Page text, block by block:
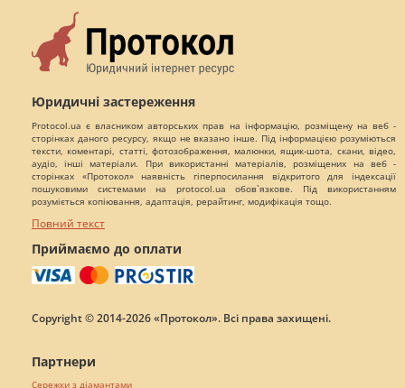
Юридичні застереження
Protocol.ua є власником авторських прав на інформацію, розміщену на веб -
сторінках даного ресурсу, якщо не вказано інше. Під інформацією розуміються
тексти, коментарі, статті, фотозображення, малюнки, ящик-шота, скани, відео,
аудіо, інші матеріали. При використанні матеріалів, розміщених на веб -
сторінках «Протокол» наявність гіперпосилання відкритого для індексації
пошуковими системами на protocol.ua обов`язкове. Під використанням
розуміється копіювання, адаптація, рерайтинг, модифікація тощо.
Повний текст
Приймаємо до оплати
Copyright © 2014-2026 «Протокол». Всі права захищені.
Партнери
Сережки з діамантами